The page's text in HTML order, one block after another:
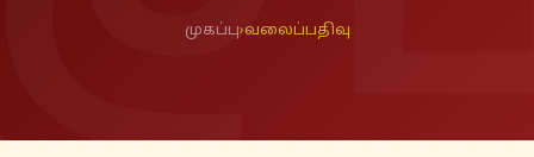
முகப்பு›வலைப்பதிவு